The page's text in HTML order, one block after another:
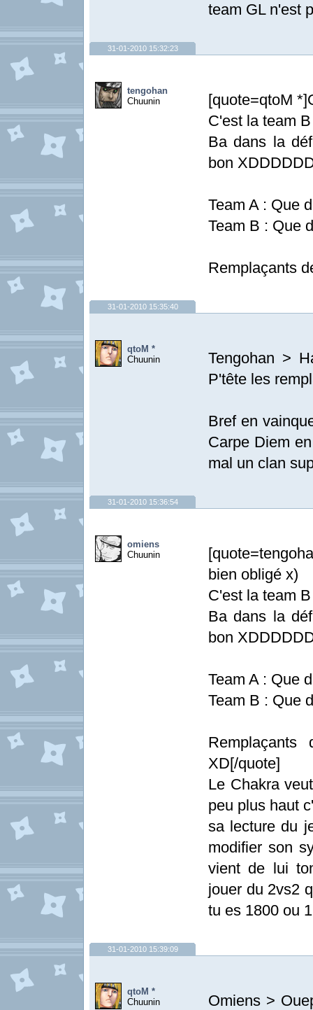
team GL n'est
31-01-2010 15:32:23
tengohan
Chuunin
[quote=qtoM
C'est la team
Ba dans la
bon
Team A : Que
Team B : Que
Remplaçants
31-01-2010 15:35:40
qtoM *
Chuunin
Tengohan >
P'tête les
Bref en
Carpe Diem
mal un clan
31-01-2010 15:36:54
omiens
Chuunin
bien obligé x)
C'est la team
Ba dans la
bon
Team A : Que
Team B : Que
XD[/quote]
Le Chakra
peu plus haut
sa lecture du
modifier son
vient de lui
jouer du 2vs2
tu es 1800 ou
31-01-2010 15:39:09
qtoM *
Chuunin
Omiens >